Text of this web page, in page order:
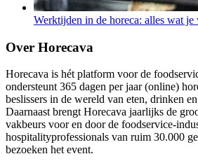
Werktijden in de horeca: alles wat
Over Horecava
Horecava is hét platform voor de
ondersteunt 365 dagen per jaar (online)
beslissers in de wereld van eten, drinken
Daarnaast brengt Horecava jaarlijks de
vakbeurs voor en door de foodservice-
hospitalityprofessionals van ruim 30.000
bezoeken het event.